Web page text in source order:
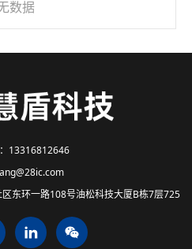
数据
13316812646
东环一路108号油松科技大厦B栋7层725